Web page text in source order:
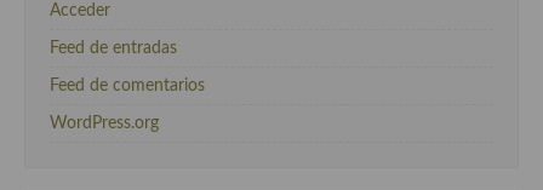
Acceder
Feed de entradas
Feed de comentarios
WordPress.org